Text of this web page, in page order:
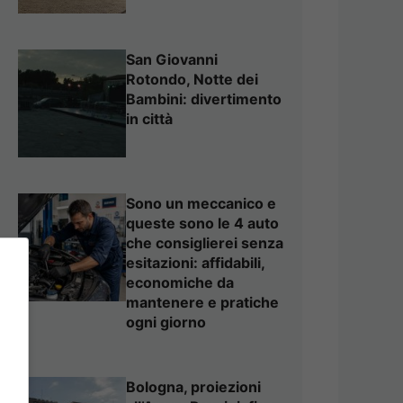
San Giovanni
Rotondo, Notte dei
Bambini: divertimento
in città
Sono un meccanico e
queste sono le 4 auto
che consiglierei senza
esitazioni: affidabili,
economiche da
mantenere e pratiche
ogni giorno
Bologna, proiezioni